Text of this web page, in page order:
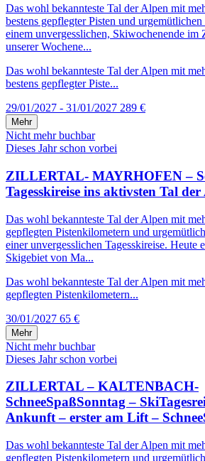
Das wohl bekannteste Tal der Alpen mit
bestens gepflegter Pisten und
einem unvergesslichen, Skiwochenende im
unserer Wochene...
Das wohl bekannteste Tal der Alpen mit
bestens gepflegter Piste...
29/01/2027 - 31/01/2027 289 €
Mehr
Nicht mehr buchbar
Dieses Jahr schon vorbei
ZILLERTAL- MAYRHOFEN –
Tagesskireise ins aktivsten Tal der
Das wohl bekannteste Tal der Alpen mit
gepflegten Pistenkilometern und
einer unvergesslichen Tagesskireise. Heute
Skigebiet von Ma...
Das wohl bekannteste Tal der Alpen mit
gepflegten Pistenkilometern...
30/01/2027 65 €
Mehr
Nicht mehr buchbar
Dieses Jahr schon vorbei
ZILLERTAL – KALTENBACH-
SchneeSpaßSonntag –
Ankunft – erster am Lift –
Das wohl bekannteste Tal der Alpen mit
gepflegten Pistenkilometern und